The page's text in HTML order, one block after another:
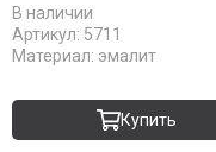
В наличии
Артикул: 5711
Материал: эмалит
Купить